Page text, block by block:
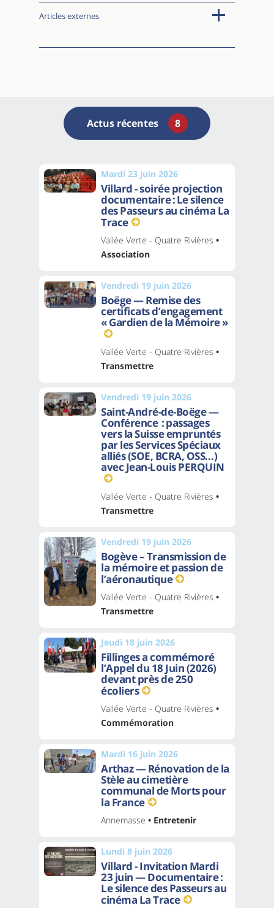
Articles externes
Actus récentes 8
Mardi 23 juin 2026
Villard - soirée projection
documentaire : Le silence
des Passeurs au cinéma La
Trace
Vallée Verte - Quatre Rivières •
Association
Vendredi 19 juin 2026
Boëge — Remise des
certificats d’engagement
« Gardien de la Mémoire »
Vallée Verte - Quatre Rivières •
Transmettre
Vendredi 19 juin 2026
Saint-André-de-Boëge —
Conférence : passages
vers la Suisse empruntés
par les Services Spéciaux
alliés (SOE, BCRA, OSS…)
avec Jean-Louis PERQUIN
Vallée Verte - Quatre Rivières •
Transmettre
Vendredi 19 juin 2026
Bogève – Transmission de
la mémoire et passion de
l’aéronautique
Vallée Verte - Quatre Rivières •
Transmettre
Jeudi 18 juin 2026
Fillinges a commémoré
l’Appel du 18 Juin (2026)
devant près de 250
écoliers
Vallée Verte - Quatre Rivières •
Commémoration
Mardi 16 juin 2026
Arthaz — Rénovation de la
Stèle au cimetière
communal de Morts pour
la France
Annemasse • Entretenir
Lundi 8 juin 2026
Villard - Invitation Mardi
23 juin — Documentaire :
Le silence des Passeurs au
cinéma La Trace